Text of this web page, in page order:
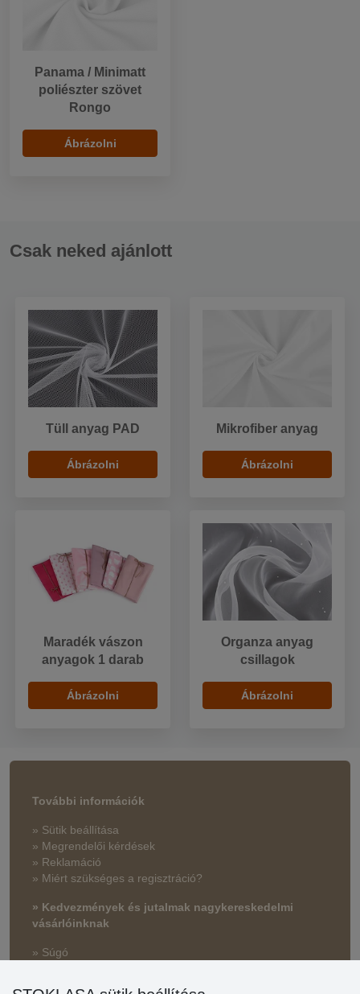
Panama / Minimatt
poliészter szövet
Rongo
Ábrázolni
Csak neked ajánlott
Tüll anyag PAD
Ábrázolni
Mikrofiber anyag
Ábrázolni
Maradék vászon
anyagok 1 darab
Ábrázolni
Organza anyag
csillagok
Ábrázolni
További információk
» Sütik beállítása
» Megrendelői kérdések
» Reklamáció
» Miért szükséges a regisztráció?
» Kedvezmények és jutalmak nagykereskedelmi
vásárlóinknak
» Súgó